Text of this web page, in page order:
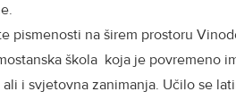
pismenosti na širem prostoru
škola koja je povremeno
ali i svjetovna zanimanja. Učilo se